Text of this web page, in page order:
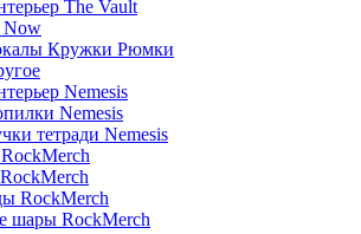
The Vault
Now
Кружки Рюмки
Nemesis
Nemesis
тетради Nemesis
RockMerch
шары RockMerch